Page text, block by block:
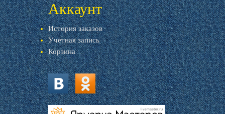
Аккаунт
История заказов
Учетная запись
Корзина
vk.com ok.ru